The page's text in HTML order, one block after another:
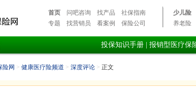
首页 问吧咨询 找产品
社保指南
专题
找营销员 看案例 保险公司
少儿险
养老险
投保知识手册 报销型医疗保
险网 > 健康医疗险频道 > 深度评论 > 正文